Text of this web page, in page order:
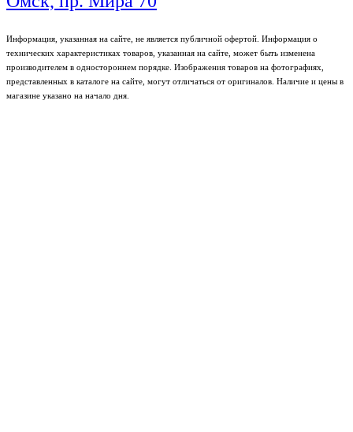
Информация, указанная на сайте, не является публичной офертой. Информация о
технических характеристиках товаров, указанная на сайте, может быть изменена
производителем в одностороннем порядке. Изображения товаров на фотографиях,
представленных в каталоге на сайте, могут отличаться от оригиналов. Наличие и цены в
магазине указано на начало дня.